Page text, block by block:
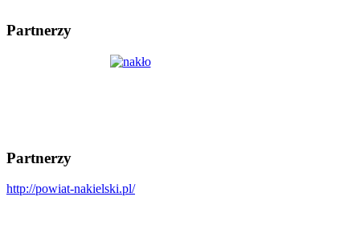
Partnerzy
Partnerzy
http://powiat-nakielski.pl/